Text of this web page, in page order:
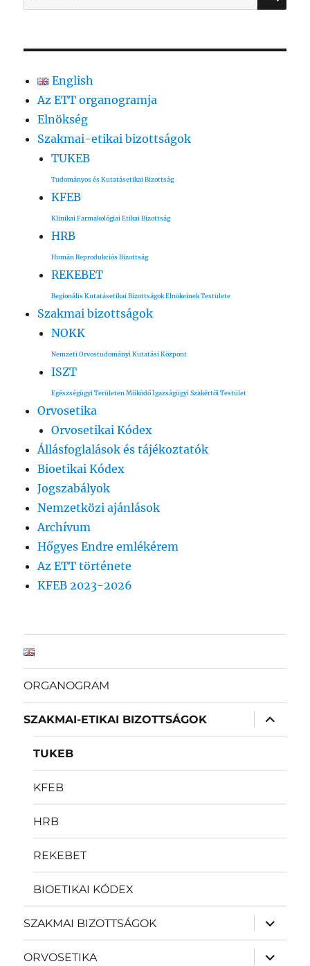
a
kifejezésre:
English
Az ETT organogramja
Elnökség
Szakmai-etikai bizottságok
TUKEB
Tudományos és Kutatásetikai Bizottság
KFEB
Klinikai Farmakológiai Etikai Bizottság
HRB
Humán Reprodukciós Bizottság
REKEBET
Regionális Kutatásetikai Bizottságok Elnökeinek Testülete
Szakmai bizottságok
NOKK
Nemzeti Orvostudományi Kutatási Központ
ISZT
Egészségügyi Területen Működő Igazságügyi Szakértői Testület
Orvosetika
Orvosetikai Kódex
Állásfoglalások és tájékoztatók
Bioetikai Kódex
Jogszabályok
Nemzetközi ajánlások
Archívum
Hőgyes Endre emlékérem
Az ETT története
KFEB 2023-2026
ORGANOGRAM
SZAKMAI-ETIKAI BIZOTTSÁGOK
almenü
TUKEB
KFEB
HRB
REKEBET
BIOETIKAI KÓDEX
SZAKMAI BIZOTTSÁGOK
almenü
ORVOSETIKA
almenü